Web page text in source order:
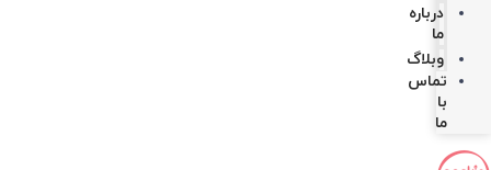
درباره
ما
وبلاگ
تماس
با
ما